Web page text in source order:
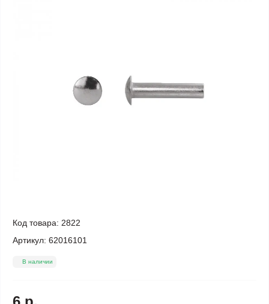
Код товара: 2822
Артикул: 62016101
В наличии